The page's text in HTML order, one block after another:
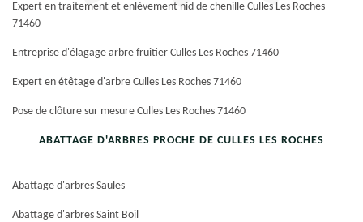
Expert en traitement et enlèvement nid de chenille Culles Les Roches
71460
Entreprise d'élagage arbre fruitier Culles Les Roches 71460
Expert en étêtage d'arbre Culles Les Roches 71460
Pose de clôture sur mesure Culles Les Roches 71460
ABATTAGE D'ARBRES PROCHE DE CULLES LES ROCHES
Abattage d'arbres Saules
Abattage d'arbres Saint Boil